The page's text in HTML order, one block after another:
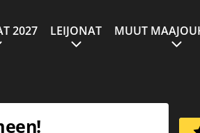
2027 LEIJONAT MUUT